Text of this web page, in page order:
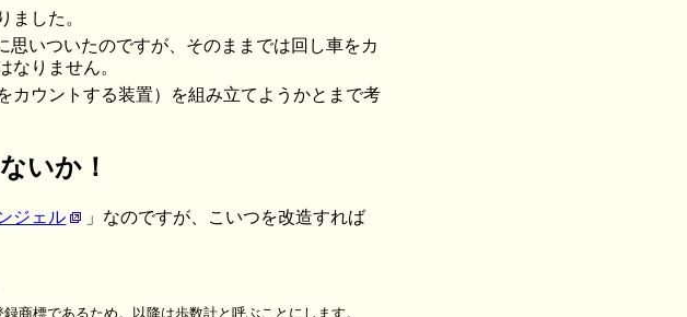
ました。
思いついたのですが、そのままでは回し車をカ
なりません。
ウントする装置）を組み立てようかとまで考
いか！
ジェル
」なのですが、こいつを改造すれば
商標であるため。以降は歩数計と呼ぶことにします。